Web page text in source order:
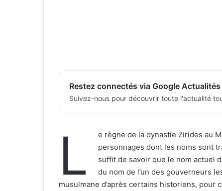
Restez connectés via Google Actualités
Suivez-nous pour découvrir toute l'actualité
L
e règne de la dynastie Zirides au
personnages dont les noms sont
suffit de savoir que le nom actuel
du nom de l’un des gouverneurs
musulmane d’après certains historiens,